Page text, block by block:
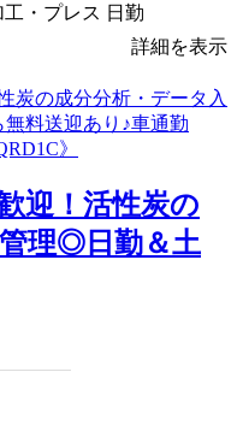
・プレス 日勤
詳細を表示
迎！活性炭の
理◎日勤＆土